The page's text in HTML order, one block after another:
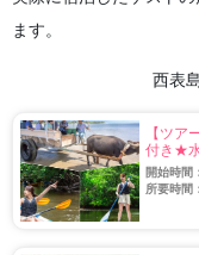
ます。
西表
【ツ
付き★
SUPor
開始時間
所要時間